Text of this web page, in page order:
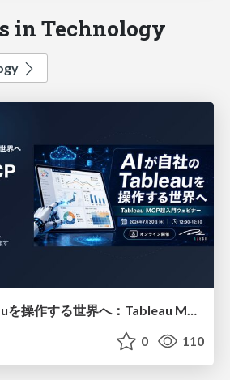
in Technology
0 110